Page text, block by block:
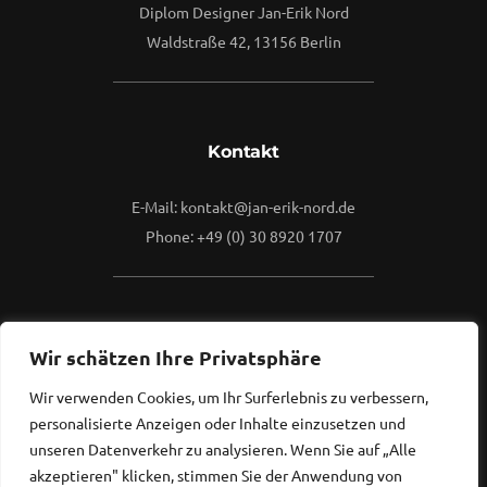
Wir schätzen Ihre Privatsphäre
Wir verwenden Cookies, um Ihr Surferlebnis zu verbessern,
personalisierte Anzeigen oder Inhalte einzusetzen und
unseren Datenverkehr zu analysieren. Wenn Sie auf „Alle
akzeptieren" klicken, stimmen Sie der Anwendung von
Diplom Designer Jan-Erik Nord
Waldstraße 42, 13156 Berlin
Kontakt
E-Mail: kontakt@jan-erik-nord.de
Phone: +49 (0) 30 8920 1707
Mehr
Kontaktieren Sie mich gerne.
Ich freue mich, von Ihnen zu hören...